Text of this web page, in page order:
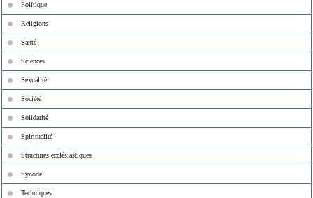
Politique
Religions
Santé
Sciences
Sexualité
Société
Solidarité
Spiritualité
Structures ecclésiastiques
Synode
Techniques